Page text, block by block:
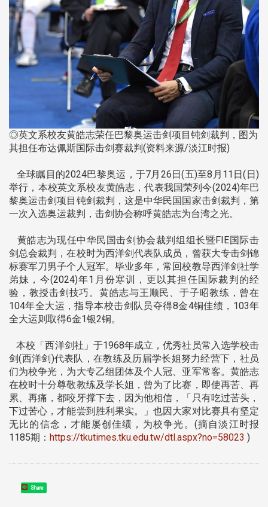
◎英文系校友黄皓志荣任巴黎奥运击剑项目钝剑裁判，图为
其担任布达佩斯国际击剑赛裁判(资料来源/淡江时报)
全球瞩目的2024巴黎奥运，于7月26日(五)至8月11日(日)
举行，本校英文系校友黄皓志，代表我国荣列今(2024)年巴
黎奥运击剑项目钝剑裁判，这是中华民国国家击剑裁判，第
一次入选奥运裁判，击剑协会称呼黄皓志为台湾之光。
黄皓志为现任中华民国击剑协会裁判组组长暨FIE国际击
剑总会裁判，在校时为西洋剑代表队成员，曾获大专击剑锦
标赛军刀男子个人冠军。毕业多年，常回校教导西洋剑社学
弟妹，今(2024)年1月份寒训，更以其担任国际裁判的经
验，教授击剑技巧。黄皓志与王顺民、于子昭教练，曾在
104年全大运，指导本校击剑队员夺得8金4铜佳绩，103年
全大运则取得6金1银2铜。
本校「西洋剑社」于1968年成立，优秀社员常入选学校击
剑(西洋剑)代表队，在教练及历届学长姐努力经营下，社员
们为校争光，为大专乙组团体及个人冠、亚军常客。黄皓志
在校时十分尊敬教练及学长姐，曾为了比赛，即使再苦、再
累、再痛，都咬牙撑下去，因为他相信，「只有吃过苦头，
下过苦心，才能尝到胜利果实。」也因大家对比赛具有坚定
无比的信念，才能屡创佳绩，为校争光。(摘自淡江时报
1185期： https://tkutimes.tku.edu.tw/dtl.aspx?no=58023 )
Share